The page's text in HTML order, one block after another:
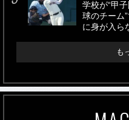
学校が“甲
球のチーム
に身が入ら
も